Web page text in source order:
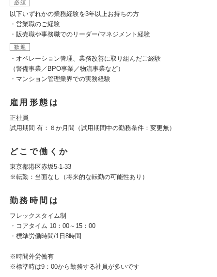
必須
以下いずれかの業務経験を3年以上お持ちの方
・営業職のご経験
・販売職や事務職でのリーダー/マネジメント経験
歓迎
・オペレーション管理、業務改善に取り組んだご経験
（警備事業／BPO事業／物流事業など）
・マンション管理業界での実務経験
雇用形態は
正社員
試用期間 有：６か月間（試用期間中の勤務条件：変更無）
どこで働くか
東京都港区赤坂5-1-33
※転勤：当面なし（将来的な転勤の可能性あり）
勤務時間は
フレックスタイム制
・コアタイム 10：00～15：00
・標準労働時間/1日8時間
※時間外労働有
※標準時は9：00から勤務する社員が多いです